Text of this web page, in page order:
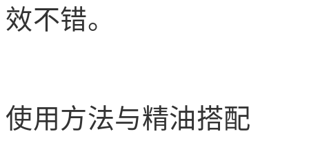
效不错。
使用方法与精油搭配